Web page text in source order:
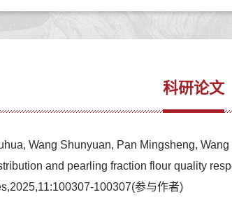
科研论文
Wang Shunyuan, Pan Mingsheng,
and pearling fraction flour quality
100307(参与作者)